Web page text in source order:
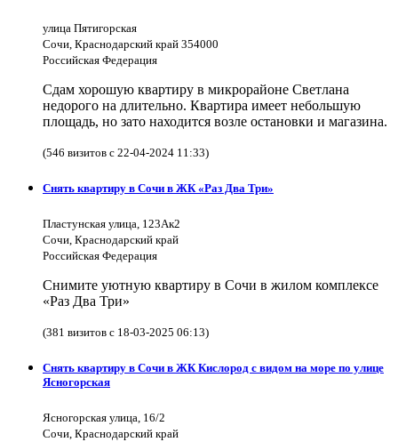
улица Пятигорская
Сочи, Краснодарский край 354000
Российская Федерация
Сдам хорошую квартиру в микрорайоне Светлана
недорого на длительно. Квартира имеет небольшую
площадь, но зато находится возле остановки и магазина.
(546 визитов с 22-04-2024 11:33)
Снять квартиру в Сочи в ЖК «Раз Два Три»
Пластунская улица, 123Ак2
Сочи, Краснодарский край
Российская Федерация
Снимите уютную квартиру в Сочи в жилом комплексе
«Раз Два Три»
(381 визитов с 18-03-2025 06:13)
Снять квартиру в Сочи в ЖК Кислород с видом на море по улице
Ясногорская
Ясногорская улица, 16/2
Сочи, Краснодарский край